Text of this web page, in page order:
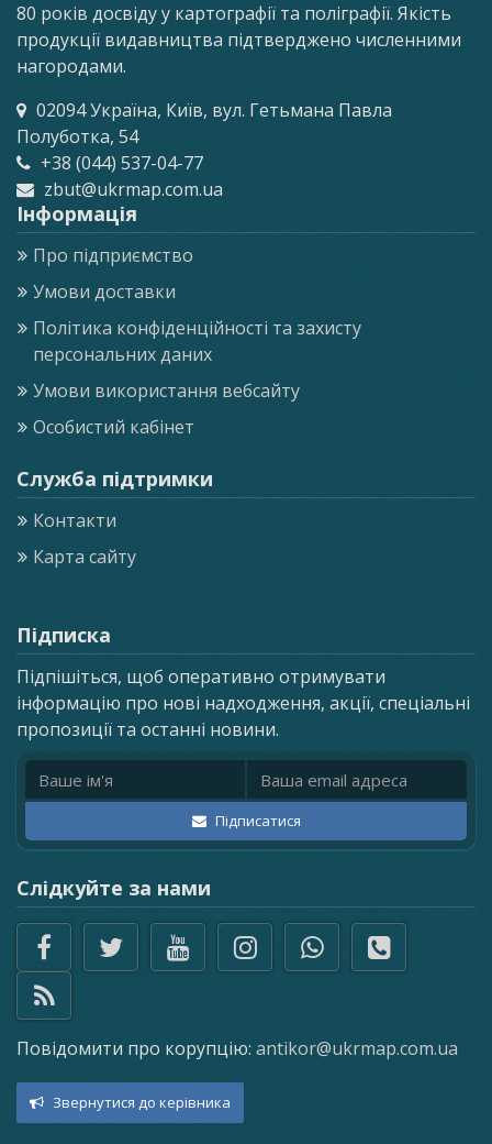
80 років досвіду у картографії та поліграфії. Якість
продукції видавництва підтверджено численними
нагородами.
02094 Україна, Київ, вул. Гетьмана Павла
Полуботка, 54
+38 (044) 537-04-77
zbut@ukrmap.com.ua
Інформація
Про підприємство
Умови доставки
Політика конфіденційності та захисту
персональних даних
Умови використання вебсайту
Особистий кабінет
Служба підтримки
Контакти
Карта сайту
Підписка
Підпішіться, щоб оперативно отримувати
інформацію про нові надходження, акції, спеціальні
пропозиції та останні новини.
Ім'я Email адреса
Підписатися
Слідкуйте за нами
Повідомити про корупцію: antikor@ukrmap.com.ua
Звернутися до керівника